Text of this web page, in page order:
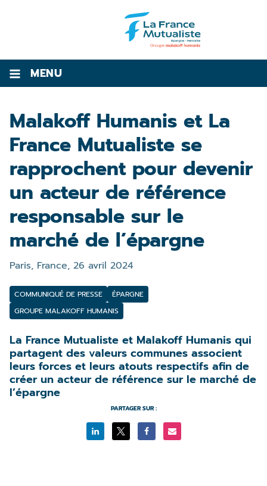
MENU
Malakoff Humanis et La
France Mutualiste se
rapprochent pour devenir
un acteur de référence
responsable sur le
marché de l’épargne
Paris, France, 26 avril 2024
COMMUNIQUÉ DE PRESSE
ÉPARGNE
GROUPE MALAKOFF HUMANIS
La France Mutualiste et Malakoff Humanis qui
partagent des valeurs communes associent
leurs forces et leurs atouts respectifs afin de
créer un acteur de référence sur le marché de
l’épargne
PARTAGER SUR :